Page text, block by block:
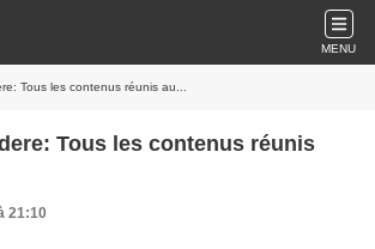
MENU
Tous les contenus réunis au...
Tous les contenus réunis
21:10